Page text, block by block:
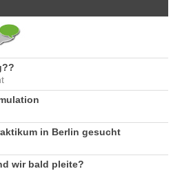
in Berlin gesucht
wir bald pleite?